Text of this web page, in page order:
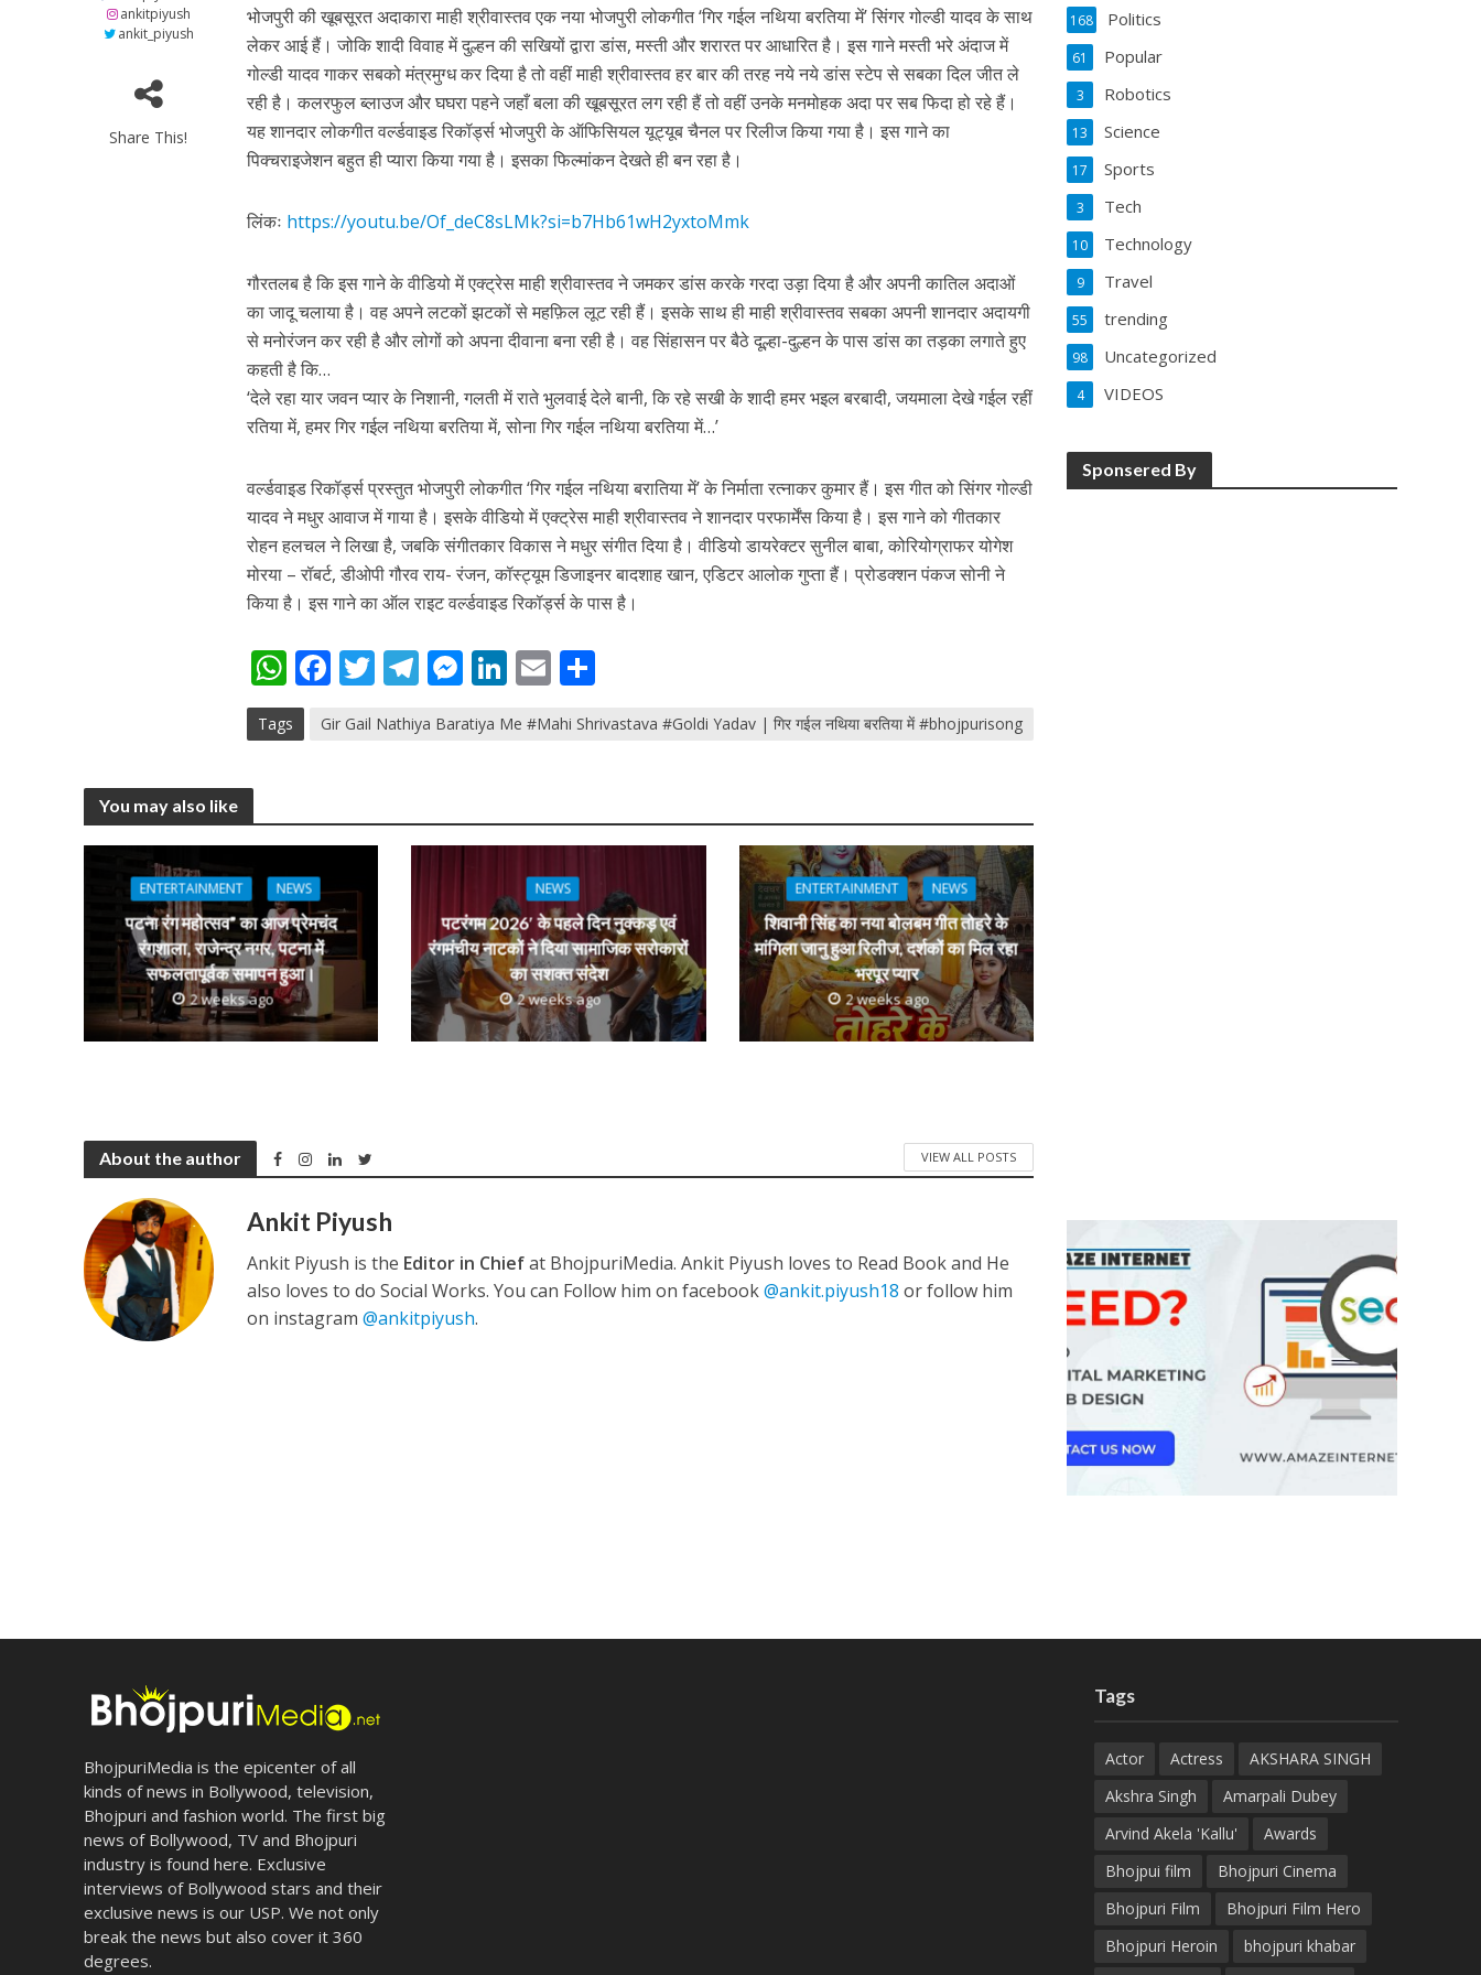
कुलदीप कुमार की “गौरी शंकर की प्रेम कहानी” ने मचाया धमाल
‘शेल्टर होम’ के एक सीन ने तोड़ दिया दिव्या त्यागी का सब्र, कैमरा बंद होने के बाद भी नहीं थमे आंसू
ankitpiyush
ankit_piyush
Share This!
A
p
p
o
o
k
a
m
n
g
er
dI
n
भोजपुरी की खूबसूरत अदाकारा माही श्रीवास्तव एक नया भोजपुरी लोकगीत ‘गिर गईल नथिया बरतिया में’ सिंगर गोल्डी यादव के साथ
लेकर आई हैं। जोकि शादी विवाह में दुल्हन की सखियों द्वारा डांस, मस्ती और शरारत पर आधारित है। इस गाने मस्ती भरे अंदाज में
गोल्डी यादव गाकर सबको मंत्रमुग्ध कर दिया है तो वहीं माही श्रीवास्तव हर बार की तरह नये नये डांस स्टेप से सबका दिल जीत ले
रही है। कलरफुल ब्लाउज और घघरा पहने जहाँ बला की खूबसूरत लग रही हैं तो वहीं उनके मनमोहक अदा पर सब फिदा हो रहे हैं।
यह शानदार लोकगीत वर्ल्डवाइड रिकॉर्ड्स भोजपुरी के ऑफिसियल यूट्यूब चैनल पर रिलीज किया गया है। इस गाने का
पिक्चराइजेशन बहुत ही प्यारा किया गया है। इसका फिल्मांकन देखते ही बन रहा है।
लिंकः https://youtu.be/Of_deC8sLMk?si=b7Hb61wH2yxtoMmk
गौरतलब है कि इस गाने के वीडियो में एक्ट्रेस माही श्रीवास्तव ने जमकर डांस करके गरदा उड़ा दिया है और अपनी कातिल अदाओं
का जादू चलाया है। वह अपने लटकों झटकों से महफ़िल लूट रही हैं। इसके साथ ही माही श्रीवास्तव सबका अपनी शानदार अदायगी
से मनोरंजन कर रही है और लोगों को अपना दीवाना बना रही है। वह सिंहासन पर बैठे दूल्हा-दुल्हन के पास डांस का तड़का लगाते हुए
कहती है कि…
‘देले रहा यार जवन प्यार के निशानी, गलती में राते भुलवाई देले बानी, कि रहे सखी के शादी हमर भइल बरबादी, जयमाला देखे गईल रहीं
रतिया में, हमर गिर गईल नथिया बरतिया में, सोना गिर गईल नथिया बरतिया में…’
वर्ल्डवाइड रिकॉर्ड्स प्रस्तुत भोजपुरी लोकगीत ‘गिर गईल नथिया बरातिया में’ के निर्माता रत्नाकर कुमार हैं। इस गीत को सिंगर गोल्डी
यादव ने मधुर आवाज में गाया है। इसके वीडियो में एक्ट्रेस माही श्रीवास्तव ने शानदार परफार्मेंस किया है। इस गाने को गीतकार
रोहन हलचल ने लिखा है, जबकि संगीतकार विकास ने मधुर संगीत दिया है। वीडियो डायरेक्टर सुनील बाबा, कोरियोग्राफर योगेश
मोरया – रॉबर्ट, डीओपी गौरव राय- रंजन, कॉस्ट्यूम डिजाइनर बादशाह खान, एडिटर आलोक गुप्ता हैं। प्रोडक्शन पंकज सोनी ने
किया है। इस गाने का ऑल राइट वर्ल्डवाइड रिकॉर्ड्स के पास है।
W
h
at
p
p
F
e
o
k
T
itt
T
e
m
M
ss
g
er
Li
k
n
E
ai ar
Tags Gir Gail Nathiya Baratiya Me #Mahi Shrivastava #Goldi Yadav | गिर गईल नथिया बरतिया में #bhojpurisong
You may also like
ENTERTAINMENT NEWS
पटना रंग महोत्सव” का आज प्रेमचंद
रंगशाला, राजेन्द्र नगर, पटना में
सफलतापूर्वक समापन हुआ।
2 weeks ago
NEWS
पटरंगम 2026′ के पहले दिन नुक्कड़ एवं
रंगमंचीय नाटकों ने दिया सामाजिक सरोकारों
का सशक्त संदेश
2 weeks ago
ENTERTAINMENT NEWS
शिवानी सिंह का नया बोलबम गीत तोहरे के
मांगिला जानु हुआ रिलीज, दर्शकों का मिल रहा
भरपूर प्यार
2 weeks ago
About the author VIEW ALL POSTS
Ankit Piyush
Ankit Piyush is the Editor in Chiefat BhojpuriMedia. Ankit Piyush loves to Read Book and He
also loves to do Social Works. You can Follow him on facebook@ankit.piyush18 or follow him
on instagram@ankitpiyush.
Politics
168
Popular
61
Robotics
3
Science
13
Sports
17
Tech
3
Technology
10
Travel
9
trending
55
Uncategorized
98
VIDEOS
4
Sponsered By
BhojpuriMedia is the epicenter of all
kinds of news in Bollywood, television,
Bhojpuri and fashion world. The first big
news of Bollywood, TV and Bhojpuri
industry is found here. Exclusive
interviews of Bollywood stars and their
exclusive news is our USP. We not only
break the news but also cover it 360
degrees.
Tags
Actor Actress
AKSHARA SINGH
Akshra Singh
Amarpali Dubey
Arvind Akela 'Kallu'
Awards
Bhojpui film
Bhojpuri Cinema
Bhojpuri Film
Bhojpuri Film Hero
Bhojpuri Heroin
bhojpuri khabar